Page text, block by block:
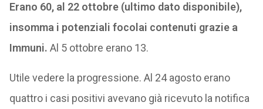
Erano 60, al 22 ottobre (ultimo dato disponibile),
insomma i potenziali focolai contenuti grazie a
Immuni. Al 5 ottobre erano 13.
Utile vedere la progressione. Al 24 agosto erano
quattro i casi positivi avevano già ricevuto la notifica